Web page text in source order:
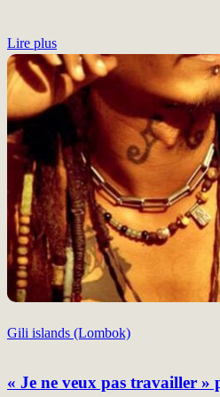
Lire plus
Gili islands (Lombok)
« Je ne veux pas travailler »